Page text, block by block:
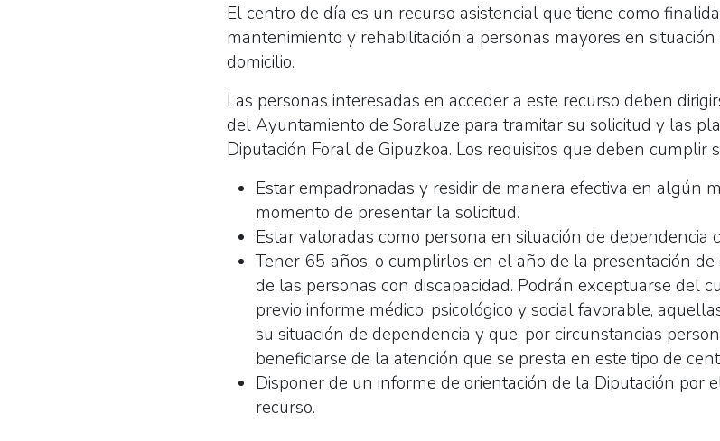
El centro de día es un recurso asistencial que tiene como
mantenimiento y rehabilitación a personas mayores en
domicilio.
Las personas interesadas en acceder a este recurso deben
del Ayuntamiento de Soraluze para tramitar su solicitud y las
Diputación Foral de Gipuzkoa. Los requisitos que deben cumplir
Estar empadronadas y residir de manera efectiva en algún
momento de presentar la solicitud.
Estar valoradas como persona en situación de dependencia
Tener 65 años, o cumplirlos en el año de la presentación
de las personas con discapacidad. Podrán exceptuarse del
previo informe médico, psicológico y social favorable,
su situación de dependencia y que, por circunstancias
beneficiarse de la atención que se presta en este tipo de
Disponer de un informe de orientación de la Diputación por
recurso.